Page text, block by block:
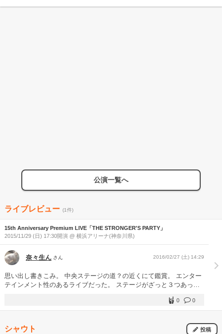
公演一覧へ
ライブレビュー (1件)
15th Anniversary Premium LIVE「THE STRONGER'S PARTY」
2015/11/29 (日) 17:30開演 @ 横浜アリーナ(神奈川県)
奈々生ん さん 2016/02/27 (土) 14:29
思い出し書きこみ。 中央ステージの道？の近くにて鑑賞。 エンター
テインメント性のあるライブだった。 ステージがざっと３つあった
ていったが、最近の曲を知らない自分でも楽しめたライブでした。
※追記？ 福山芳樹がMCで「横浜と言ったらラーメンですよ！SKILL
「アンコールやるやん！」とわかってしまって、少しどないやねんと
0
0
シャウト 投稿